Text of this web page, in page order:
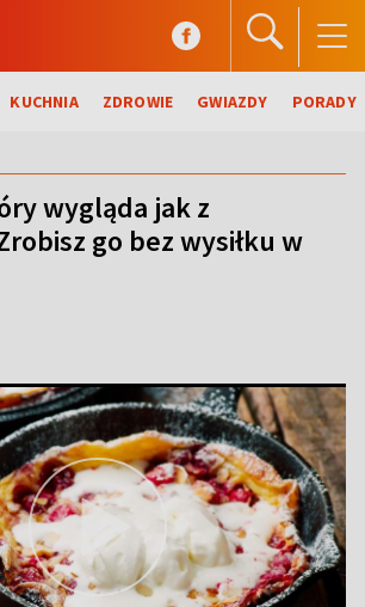
KUCHNIA ZDROWIE GWIAZDY PORADY
wygląda jak z
go bez wysiłku w